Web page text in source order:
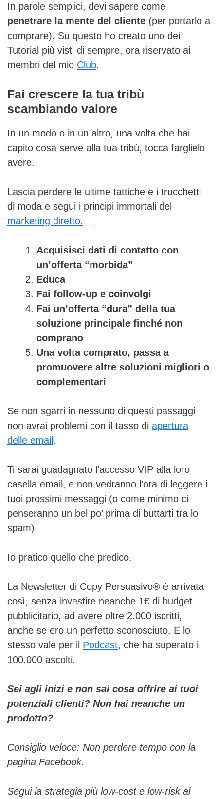
In parole semplici, devi sapere come
penetrare la mente del cliente (per portarlo a
comprare). Su questo ho creato uno dei
Tutorial più visti di sempre, ora riservato ai
membri del mio Club.
Fai crescere la tua tribù
scambiando valore
In un modo o in un altro, una volta che hai
capito cosa serve alla tua tribù, tocca farglielo
avere.
Lascia perdere le ultime tattiche e i trucchetti
di moda e segui i principi immortali del
marketing diretto.
Acquisisci dati di contatto con
un’offerta “morbida”
Educa
Fai follow-up e coinvolgi
Fai un’offerta “dura” della tua
soluzione principale finché non
comprano
Una volta comprato, passa a
promuovere altre soluzioni migliori o
complementari
Se non sgarri in nessuno di questi passaggi
non avrai problemi con il tasso di apertura
delle email .
Ti sarai guadagnato l’accesso VIP alla loro
casella email, e non vedranno l’ora di leggere i
tuoi prossimi messaggi (o come minimo ci
penseranno un bel po’ prima di buttarti tra lo
spam).
Io pratico quello che predico.
La Newsletter di Copy Persuasivo® è arrivata
così, senza investire neanche 1€ di budget
pubblicitario, ad avere oltre 2.000 iscritti,
anche se ero un perfetto sconosciuto. E lo
stesso vale per il Podcast, che ha superato i
100.000 ascolti.
Sei agli inizi e non sai cosa offrire ai tuoi
potenziali clienti? Non hai neanche un
prodotto?
Consiglio veloce: Non perdere tempo con la
pagina Facebook.
Segui la strategia più low-cost e low-risk al